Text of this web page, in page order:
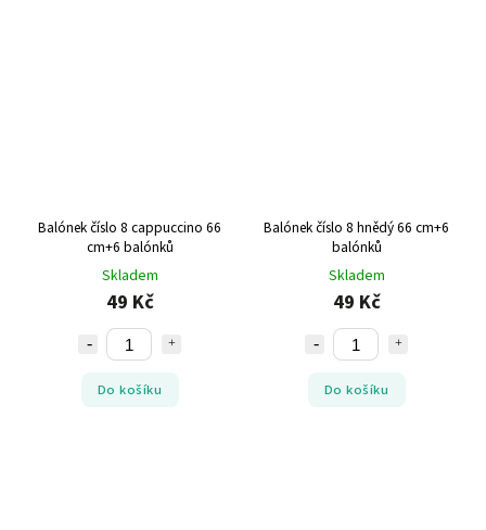
Balónek číslo 8 cappuccino 66
cm+6 balónků
Skladem
49 Kč
Do košíku
Balónek číslo 8 hnědý 66 cm+6
balónků
Skladem
49 Kč
Do košíku